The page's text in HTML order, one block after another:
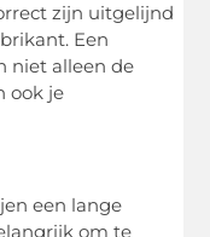
zijn uitgelijnd
Een
niet alleen de
ook je
een lange
om te